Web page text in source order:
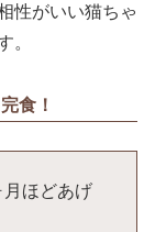
性がいい猫ちゃ
。
食！
ほどあげ